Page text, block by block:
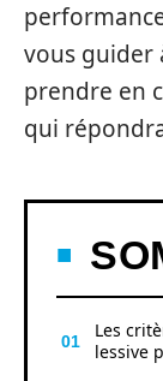
vous guider
prendre en
qui
Les
lessive